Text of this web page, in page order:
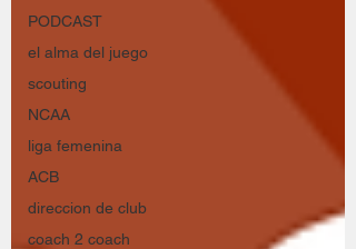
PODCAST
el alma del juego
scouting
NCAA
liga femenina
ACB
direccion de club
coach 2 coach